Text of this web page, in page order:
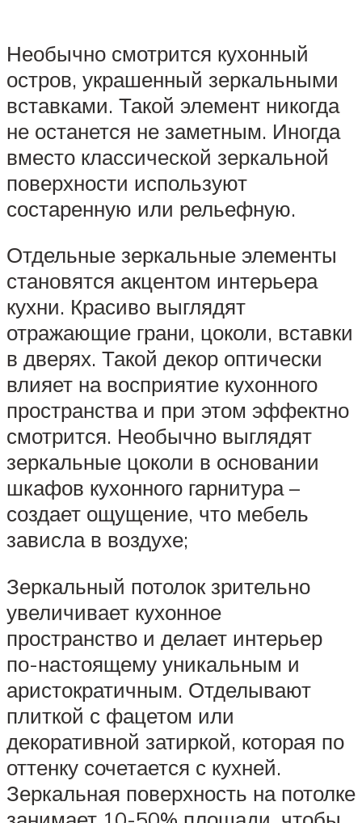
Необычно смотрится кухонный
остров, украшенный зеркальными
вставками. Такой элемент никогда
не останется не заметным. Иногда
вместо классической зеркальной
поверхности используют
состаренную или рельефную.
Отдельные зеркальные элементы
становятся акцентом интерьера
кухни. Красиво выглядят
отражающие грани, цоколи, вставки
в дверях. Такой декор оптически
влияет на восприятие кухонного
пространства и при этом эффектно
смотрится. Необычно выглядят
зеркальные цоколи в основании
шкафов кухонного гарнитура –
создает ощущение, что мебель
зависла в воздухе;
Зеркальный потолок зрительно
увеличивает кухонное
пространство и делает интерьер
по-настоящему уникальным и
аристократичным. Отделывают
плиткой с фацетом или
декоративной затиркой, которая по
оттенку сочетается с кухней.
Зеркальная поверхность на потолке